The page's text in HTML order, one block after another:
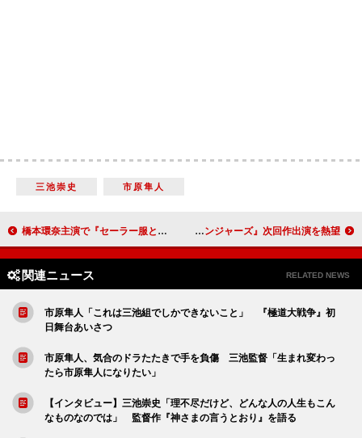
三池崇史 市原隼人
橋本環奈主演で『セーラー服と機関銃～』が映画化 橋本「まさに“夢の途中”にいるよう」 米倉涼子、ジョス・ウェドン監督と指切り 『アベンジャーズ』次回作出演を熱望
関連ニュース RELATED NEWS
市原隼人「これは三池組でしかできないこと」 『極道大戦争』初
日舞台あいさつ
市原隼人、気合のドラたたきで手を負傷 三池監督「生まれ変わっ
たら市原隼人になりたい」
【インタビュー】三池崇史「理不尽だけど、どんな人の人生もこん
なものなのでは」 監督作『神さまの言うとおり』を語る